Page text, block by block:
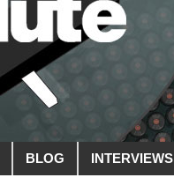
BLOG INTERVIEWS